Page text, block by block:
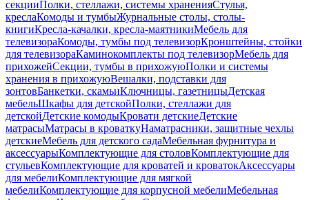
секцииПолки, стеллажи, системы храненияСтулья,
креслаКомоды и тумбыЖурнальные столы, столы-
книгиКресла-качалки, кресла-маятникиМебель для
телевизораКомоды, тумбы под телевизорКронштейны, стойки
для телевизораКаминокомплекты под телевизорМебель для
прихожейСекции, тумбы в прихожуюПолки и системы
хранения в прихожуюВешалки, подставки для
зонтовБанкетки, скамьиКлючницы, газетницыДетская
мебельШкафы для детскойПолки, стеллажи для
детскойДетские комодыКровати детскиеДетские
матрасыМатрасы в кроваткуНаматрасники, защитные чехлы
детскиеМебель для детского садаМебельная фурнитура и
аксессуарыКомплектующие для столовКомплектующие для
стульевКомплектующие для кроватей и кроватокАксессуары
для мебелиКомплектующие для мягкой
мебелиКомплектующие для корпусной мебелиМебельная